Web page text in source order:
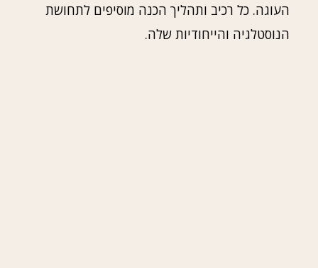
העוגה. כל רכיב ותהליך הכנה מוסיפים לתחושת
הנוסטלגיה והייחודיות שלה.